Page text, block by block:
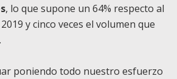
, lo que supone un 64% respecto al
y cinco veces el volumen que
poniendo todo nuestro esfuerzo